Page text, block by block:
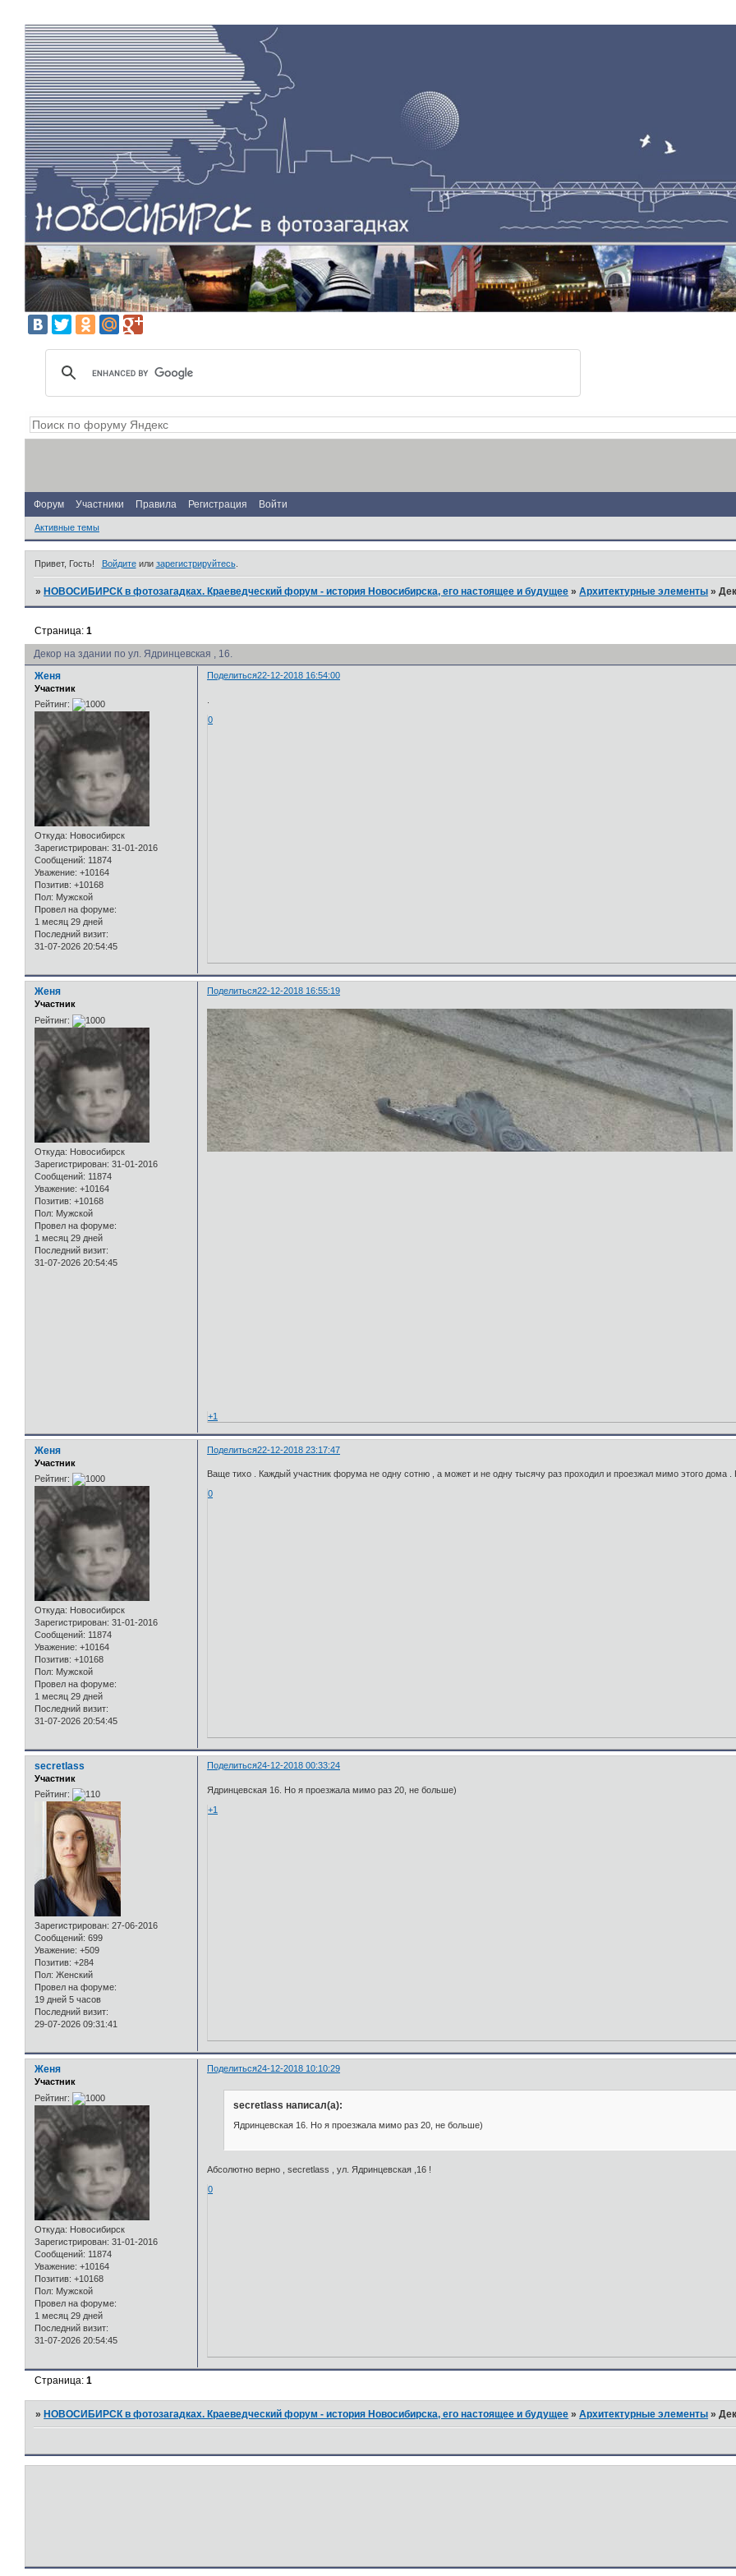
Форум Участники Правила Регистрация Войти
Активные темы
Привет, Гость! Войдитеили зарегистрируйтесь.
»НОВОСИБИРСК в фотозагадках. Краеведческий форум - история Новосибирска, его настоящее и будущее »Архитектурные элементы »
Декор на здании по ул. Ядринцевская , 16.
Страница:1
Поделиться22-12-2018 16:54:00
Женя
Участник
Рейтинг:
Откуда: Новосибирск
Зарегистрирован: 31-01-2016
Сообщений: 11874
Уважение: +10164
Позитив: +10168
Пол: Мужской
Провел на форуме:
1 месяц 29 дней
Последний визит:
31-07-2026 20:54:45
0
Поделиться22-12-2018 16:55:19
Женя
Участник
Рейтинг:
Откуда: Новосибирск
Зарегистрирован: 31-01-2016
Сообщений: 11874
Уважение: +10164
Позитив: +10168
Пол: Мужской
Провел на форуме:
1 месяц 29 дней
Последний визит:
31-07-2026 20:54:45
+1
Поделиться22-12-2018 23:17:47
Женя
Участник
Рейтинг:
Откуда: Новосибирск
Зарегистрирован: 31-01-2016
Сообщений: 11874
Уважение: +10164
Позитив: +10168
Пол: Мужской
Провел на форуме:
1 месяц 29 дней
Последний визит:
31-07-2026 20:54:45
Ваще тихо . Каждый участник форума не одну сотню , а может и не одну тысячу раз проходил и проезжал мимо этого дома .
0
Поделиться24-12-2018 00:33:24
secretlass
Участник
Рейтинг:
Зарегистрирован: 27-06-2016
Сообщений: 699
Уважение: +509
Позитив: +284
Пол: Женский
Провел на форуме:
19 дней 5 часов
Последний визит:
29-07-2026 09:31:41
Ядринцевская 16. Но я проезжала мимо раз 20, не больше)
+1
Поделиться24-12-2018 10:10:29
Женя
Участник
Рейтинг:
Откуда: Новосибирск
Зарегистрирован: 31-01-2016
Сообщений: 11874
Уважение: +10164
Позитив: +10168
Пол: Мужской
Провел на форуме:
1 месяц 29 дней
Последний визит:
31-07-2026 20:54:45
secretlass написал(а):
Ядринцевская 16. Но я проезжала мимо раз 20, не больше)
Абсолютно верно , secretlass , ул. Ядринцевская ,16 !
0
Страница:1
» НОВОСИБИРСК в фотозагадках. Краеведческий форум - история Новосибирска, его настоящее и будущее »Архитектурные элементы »